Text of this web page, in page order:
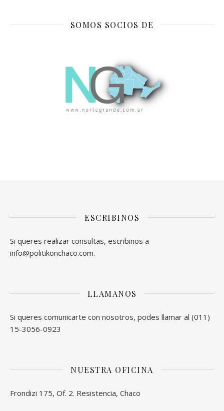
SOMOS SOCIOS DE
ESCRIBINOS
Si queres realizar consultas, escribinos a
info@politikonchaco.com.
LLAMANOS
Si queres comunicarte con nosotros, podes llamar al (011)
15-3056-0923
NUESTRA OFICINA
Frondizi 175, Of. 2. Resistencia, Chaco